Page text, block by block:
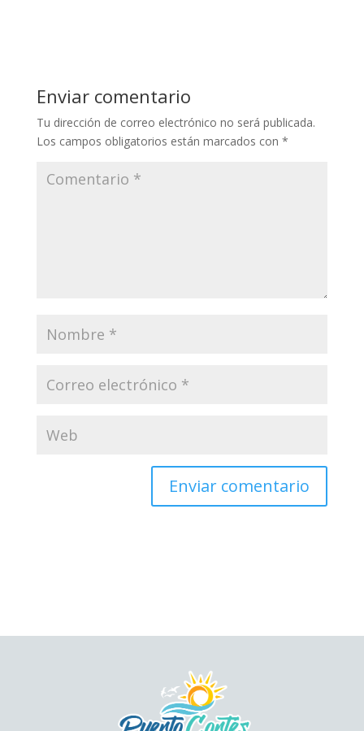
Enviar comentario
Tu dirección de correo electrónico no será publicada.
Los campos obligatorios están marcados con *